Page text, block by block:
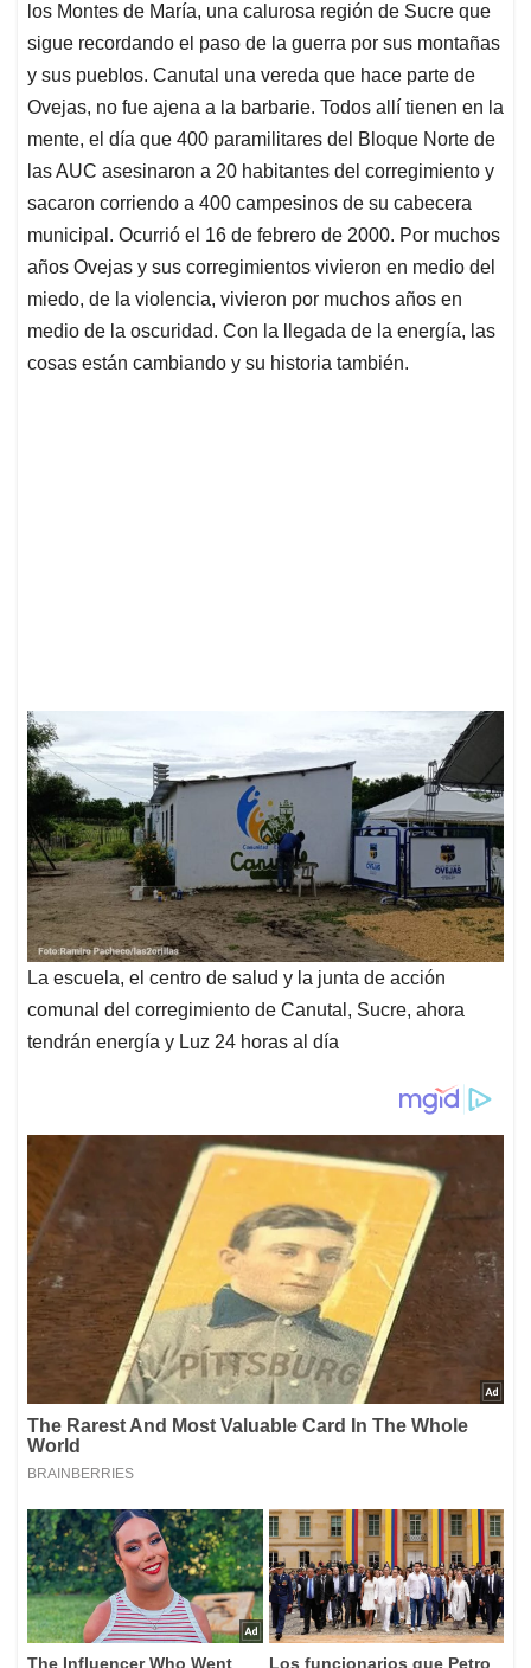
los Montes de María, una calurosa región de Sucre que
sigue recordando el paso de la guerra por sus montañas
y sus pueblos. Canutal una vereda que hace parte de
Ovejas, no fue ajena a la barbarie. Todos allí tienen en la
mente, el día que 400 paramilitares del Bloque Norte de
las AUC asesinaron a 20 habitantes del corregimiento y
sacaron corriendo a 400 campesinos de su cabecera
municipal. Ocurrió el 16 de febrero de 2000. Por muchos
años Ovejas y sus corregimientos vivieron en medio del
miedo, de la violencia, vivieron por muchos años en
medio de la oscuridad. Con la llegada de la energía, las
cosas están cambiando y su historia también.
La escuela, el centro de salud y la junta de acción
comunal del corregimiento de Canutal, Sucre, ahora
tendrán energía y Luz 24 horas al día